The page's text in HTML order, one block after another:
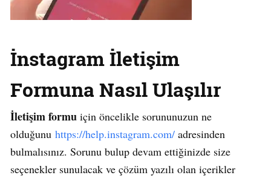
İnstagram İletişim
Formuna Nasıl Ulaşılır
İletişim formu için öncelikle sorununuzun ne
olduğunu https://help.instagram.com/ adresinden
bulmalısınız. Sorunu bulup devam ettiğinizde size
seçenekler sunulacak ve çözüm yazılı olan içerikler